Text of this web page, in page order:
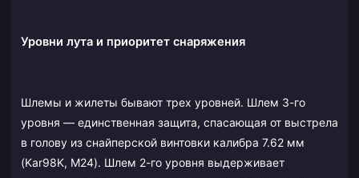
Уровни лута и приоритет снаряжения
Шлемы и жилеты бывают трех уровней. Шлем 3-го
уровня — единственная защита, спасающая от выстрела
в голову из снайперской винтовки калибра 7.62 мм
(Kar98K, M24). Шлем 2-го уровня выдерживает